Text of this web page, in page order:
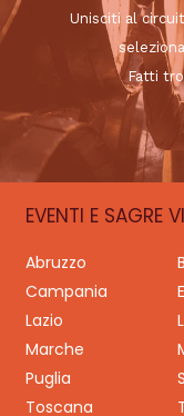
Unisciti al
Fatti
EVENTI E SAGRE
Abruzzo
Campania
Lazio
Marche
Puglia
Toscana